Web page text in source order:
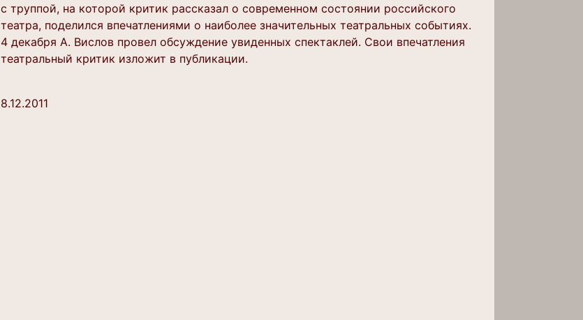
с труппой, на которой критик рассказал о современном состоянии российского
театра, поделился впечатлениями о наиболее значительных театральных событиях.
4 декабря А. Вислов провел обсуждение увиденных спектаклей. Свои впечатления
театральный критик изложит в публикации.
8.12.2011